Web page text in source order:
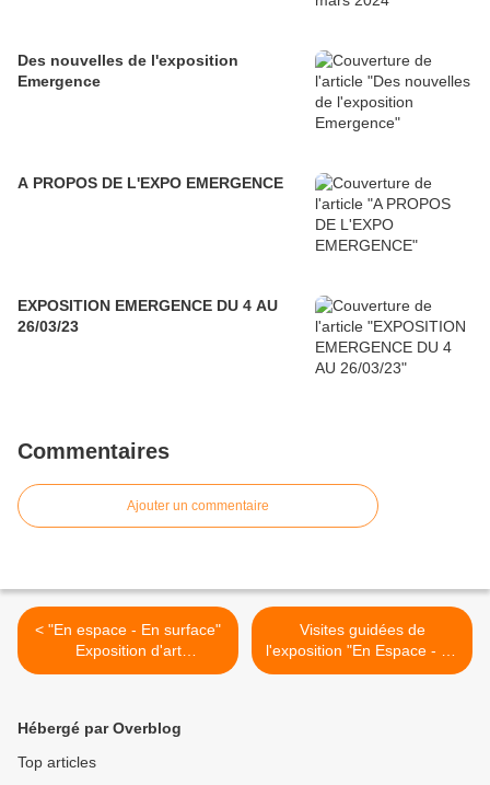
Des nouvelles de l'exposition
Emergence
A PROPOS DE L'EXPO EMERGENCE
EXPOSITION EMERGENCE DU 4 AU
26/03/23
Commentaires
Ajouter un commentaire
< "En espace - En surface"
Exposition d'art
contemporain à Avignon
Visites guidées de
l'exposition "En Espace - en
Surface" >
Hébergé par Overblog
Top articles